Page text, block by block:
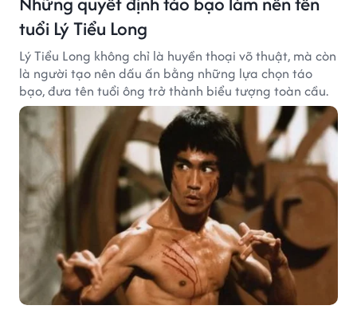
tuổi Lý Tiểu Long
Lý Tiểu Long không chỉ là huyền thoại võ thuật, mà còn
là người tạo nên dấu ấn bằng những lựa chọn táo
bạo, đưa tên tuổi ông trở thành biểu tượng toàn cầu.